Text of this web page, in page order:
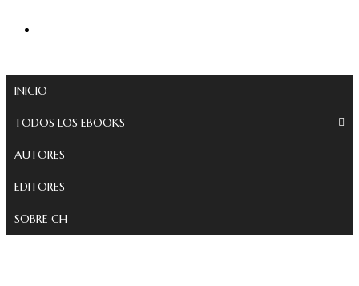
INICIO
TODOS LOS EBOOKS
AUTORES
EDITORES
SOBRE CH